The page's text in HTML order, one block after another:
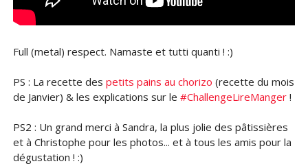
Full (metal) respect. Namaste et tutti quanti ! :)
PS : La recette des petits pains au chorizo (recette du mois
de Janvier) & les explications sur le #ChallengeLireManger!
PS2 : Un grand merci à Sandra, la plus jolie des pâtissières
et à Christophe pour les photos... et à tous les amis pour la
dégustation ! :)